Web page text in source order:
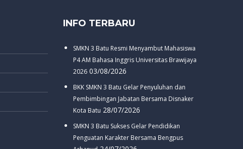
INFO TERBARU
SMKN 3 Batu Resmi Menyambut Mahasiswa
P4 AM Bahasa Inggris Universitas Brawijaya
2026 03/08/2026
BKK SMKN 3 Batu Gelar Penyuluhan dan
Pembimbingan Jabatan Bersama Disnaker
Kota Batu 28/07/2026
SMKN 3 Batu Sukses Gelar Pendidikan
Penguatan Karakter Bersama Bengpus